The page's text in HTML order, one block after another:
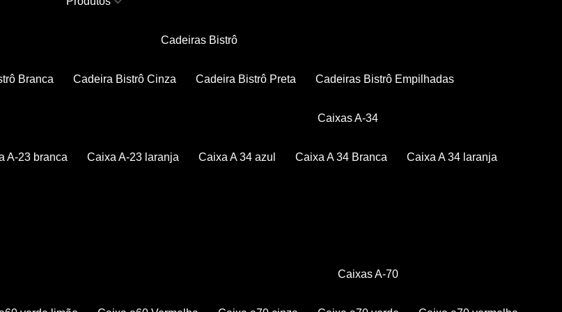
Cadeiras Bistrô
Branca Cadeira Bistrô Cinza Cadeira Bistrô Preta Cadeiras Bistrô Empilhadas
A-23 branca Caixa A-23 laranja
Caixas A-34
Caixa A 34 azul Caixa A 34 Branca Caixa A 34 laranja
Caixas A-70